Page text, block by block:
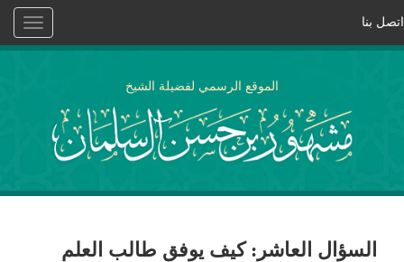
Toggle
اتصل بنا
الموقع الرسمي لفضيلة الشيخ
السؤال العاشر: كيف يوفق طالب العلم